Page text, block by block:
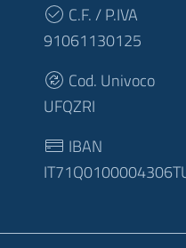
C.F. / P.IVA
91061130125
Cod. Univoco
UFQZRI
IBAN